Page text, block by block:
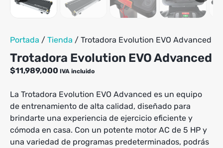
en
de
Portada / Tienda / Trotadora Evolution EVO Advanced
Trotadora Evolution EVO Advanced
$11,989,000 IVA incluido
La Trotadora Evolution EVO Advanced es un equipo
de entrenamiento de alta calidad, diseñado para
brindarte una experiencia de ejercicio eficiente y
cómoda en casa. Con un potente motor AC de 5 HP y
una variedad de programas predeterminados, podrás